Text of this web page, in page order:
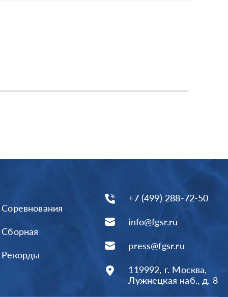
Соревнования
Сборная
Рекорды
+7 (499) 288-72-50
info@fgsr.ru
press@fgsr.ru
119992, г. Москва,
Лужнецкая наб., д. 8